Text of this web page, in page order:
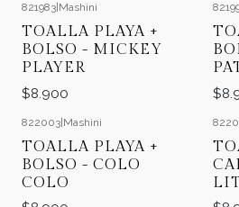
821983 Mashini
TOALLA PLAYA +
BOLSO - MICKEY
PLAYER
$8.900
822003|Mashini
TOALLA PLAYA +
BOLSO - COLO
COLO